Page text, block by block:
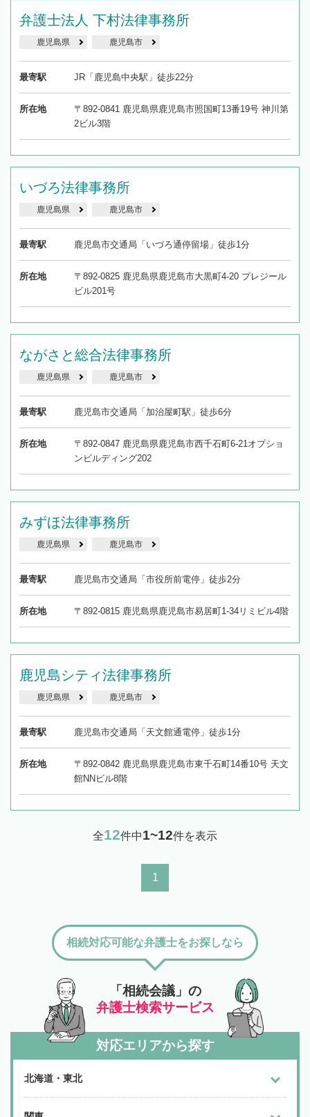
弁護士法人 下村法律事務所
鹿児島県 鹿児島市
最寄駅 JR「鹿児島中央駅」徒歩22分
所在地
〒892-0841 鹿児島県鹿児島市照国町13番19号 神川第
2ビル3階
いづろ法律事務所
鹿児島県 鹿児島市
最寄駅 鹿児島市交通局「いづろ通停留場」徒歩1分
所在地
〒892-0825 鹿児島県鹿児島市大黒町4-20 プレジール
ビル201号
ながさと総合法律事務所
鹿児島県 鹿児島市
最寄駅 鹿児島市交通局「加治屋町駅」徒歩6分
所在地
〒892-0847 鹿児島県鹿児島市西千石町6-21オプショ
ンビルディング202
みずほ法律事務所
鹿児島県 鹿児島市
最寄駅 鹿児島市交通局「市役所前電停」徒歩2分
所在地 〒892-0815 鹿児島県鹿児島市易居町1-34リミビル4階
鹿児島シティ法律事務所
鹿児島県 鹿児島市
最寄駅 鹿児島市交通局「天文館通電停」徒歩1分
所在地
〒892-0842 鹿児島県鹿児島市東千石町14番10号 天文
館NNビル8階
全12件中1~12件を表示
1
「相続会議」の
弁護士検索サービス
相続対応可能な弁護士をお探しなら
対応エリアから探す
北海道・東北